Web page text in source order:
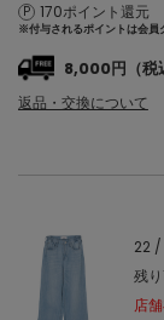
170ポイント還元
※付与されるポイントは会員
8,000円（税
返品・交換について
22 /
残り
店